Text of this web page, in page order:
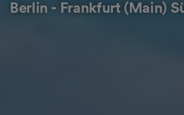
Berlin - Frankfurt (Main)